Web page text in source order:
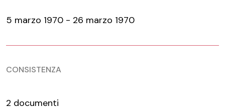
5 marzo 1970 - 26 marzo 1970
CONSISTENZA
2 documenti